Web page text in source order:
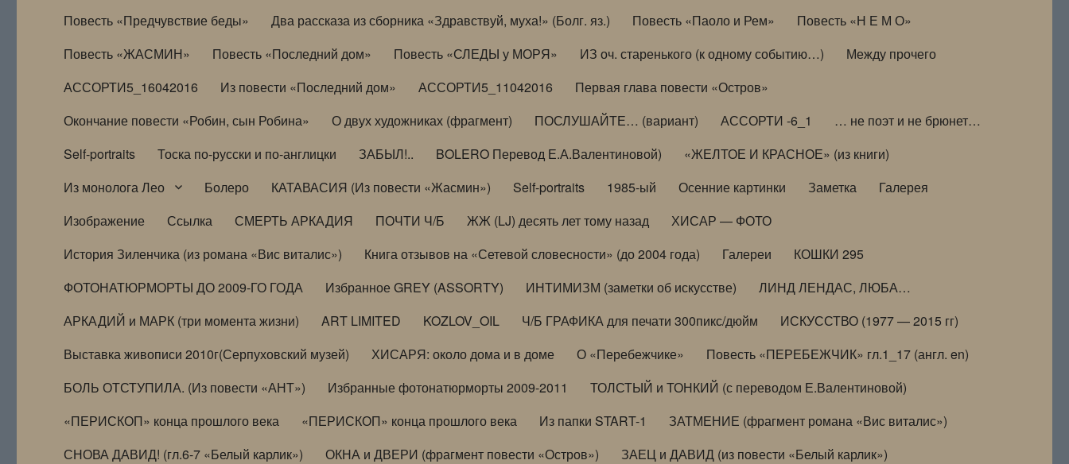
Повесть «Предчувствие беды»
Два рассказа из сборника «Здравствуй, муха!» (Болг. яз.) Повесть «Паоло и Рем»
Повесть «Н Е М О»
Повесть «ЖАСМИН»
Повесть «Последний дом» Повесть «СЛЕДЫ у МОРЯ» ИЗ оч. старенького (к одному событию…)
Между прочего
АССОРТИ5_16042016
Из повести «Последний дом» АССОРТИ5_11042016
Первая глава повести «Остров»
Окончание повести «Робин, сын Робина»
О двух художниках (фрагмент) ПОСЛУШАЙТЕ… (вариант) АССОРТИ -6_1
… не поэт и не брюнет…
Self-portraits
Тоска по-русски и по-англицки ЗАБЫЛ!.. BOLERO Перевод Е.А.Валентиновой)
«ЖЕЛТОЕ И КРАСНОЕ» (из книги)
Из монолога Лео
Болеро КАТАВАСИЯ (Из повести «Жасмин») Self-portraits 1985-ый Осенние картинки Заметка
Галерея
Изображение
Ссылка СМЕРТЬ АРКАДИЯ ПОЧТИ Ч/Б ЖЖ (LJ) десять лет тому назад
ХИСАР — ФОТО
История Зиленчика (из романа «Вис виталис»)
Книга отзывов на «Сетевой словесности» (до 2004 года) Галереи
КОШКИ 295
ФОТОНАТЮРМОРТЫ ДО 2009-ГО ГОДА
Избранное GREY (ASSORTY) ИНТИМИЗМ (заметки об искусстве)
ЛИНД ЛЕНДАС, ЛЮБА…
АРКАДИЙ и МАРК (три момента жизни)
ART LIMITED KOZLOV_OIL Ч/Б ГРАФИКА для печати 300пикс/дюйм
ИСКУССТВО (1977 — 2015 гг)
Выставка живописи 2010г(Серпуховский музей)
ХИСАРЯ: около дома и в доме О «Перебежчике»
Повесть «ПЕРЕБЕЖЧИК» гл.1_17 (англ. en)
БОЛЬ ОТСТУПИЛА. (Из повести «АНТ»)
Избранные фотонатюрморты 2009-2011
ТОЛСТЫЙ и ТОНКИЙ (с переводом Е.Валентиновой)
«ПЕРИСКОП» конца прошлого века
«ПЕРИСКОП» конца прошлого века Из папки START-1
ЗАТМЕНИЕ (фрагмент романа «Вис виталис»)
СНОВА ДАВИД! (гл.6-7 «Белый карлик»)
ОКНА и ДВЕРИ (фрагмент повести «Остров»)
ЗАЕЦ и ДАВИД (из повести «Белый карлик»)